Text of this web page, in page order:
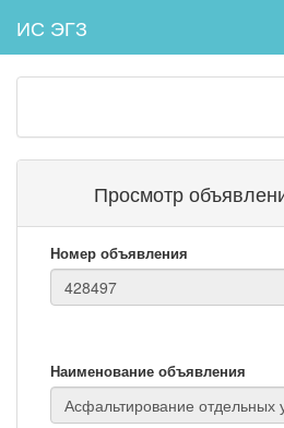
ИС ЭГЗ
Просмотр
Номер объявления
Наименование объявления